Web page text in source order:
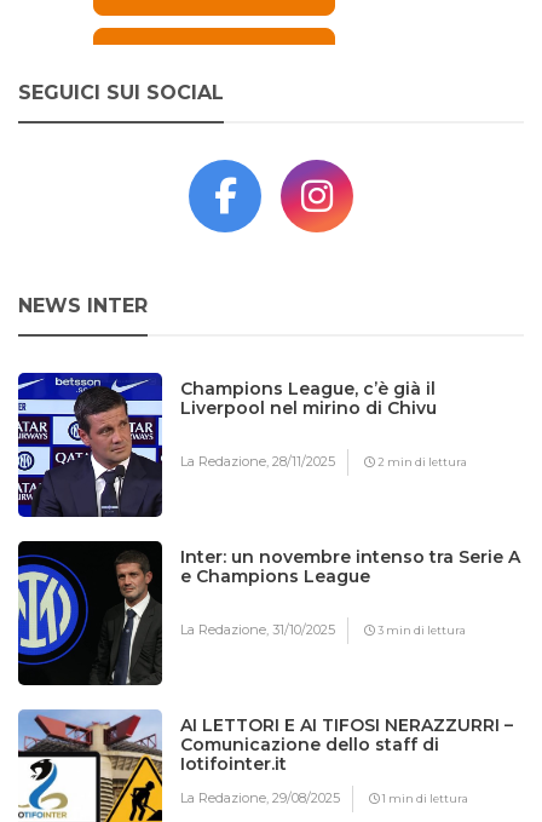
SEGUICI SUI SOCIAL
NEWS INTER
Champions League, c’è già il
Liverpool nel mirino di Chivu
La Redazione,28/11/2025 2 min di lettura
Inter: un novembre intenso tra Serie A
e Champions League
La Redazione,31/10/2025 3 min di lettura
AI LETTORI E AI TIFOSI NERAZZURRI –
Comunicazione dello staff di
Iotifointer.it
La Redazione,29/08/2025 1 min di lettura